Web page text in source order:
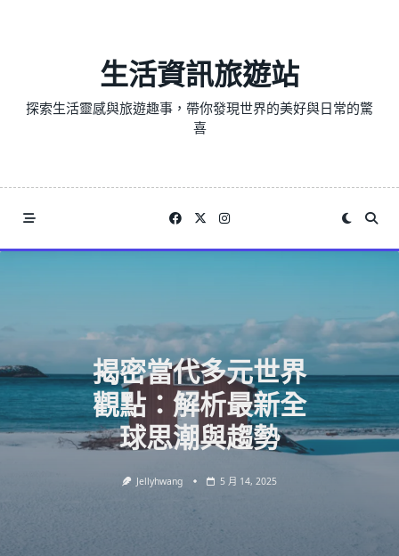
生活資訊旅遊站
探索生活靈感與旅遊趣事，帶你發現世界的美好與日常的驚
喜
揭密當代多元世界
觀點：解析最新全
球思潮與趨勢
Jellyhwang 5 月 14, 2025